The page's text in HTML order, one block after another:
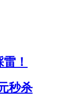
！
秒杀